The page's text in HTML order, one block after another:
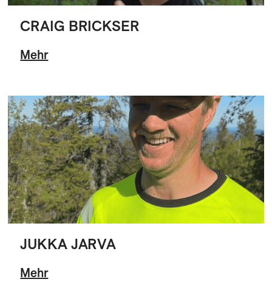
CRAIG BRICKSER
Mehr
JUKKA JARVA
Mehr